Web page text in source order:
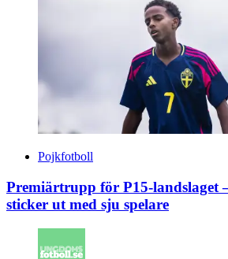
Pojkfotboll
Premiärtrupp för P15-landslaget
sticker ut med sju spelare